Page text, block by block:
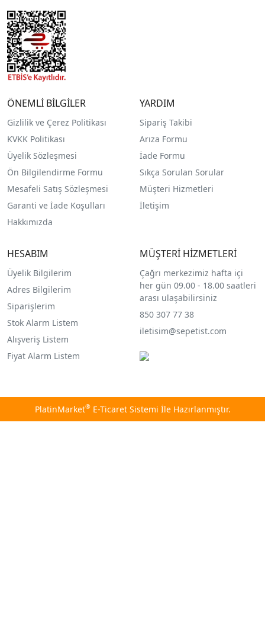
ÖNEMLİ BİLGİLER
Gizlilik ve Çerez Politikası
KVKK Politikası
Üyelik Sözleşmesi
Ön Bilgilendirme Formu
Mesafeli Satış Sözleşmesi
Garanti ve İade Koşulları
Hakkımızda
YARDIM
Sipariş Takibi
Arıza Formu
İade Formu
Sıkça Sorulan Sorular
Müşteri Hizmetleri
İletişim
HESABIM
Üyelik Bilgilerim
Adres Bilgilerim
Siparişlerim
Stok Alarm Listem
Alışveriş Listem
Fiyat Alarm Listem
MÜŞTERİ HİZMETLERİ
Çağrı merkezimiz hafta içi
her gün 09.00 - 18.00 saatleri
arası ulaşabilirsiniz
850 307 77 38
iletisim@sepetist.com
PlatinMarket®E-Ticaret Sistemi İle Hazırlanmıştır.